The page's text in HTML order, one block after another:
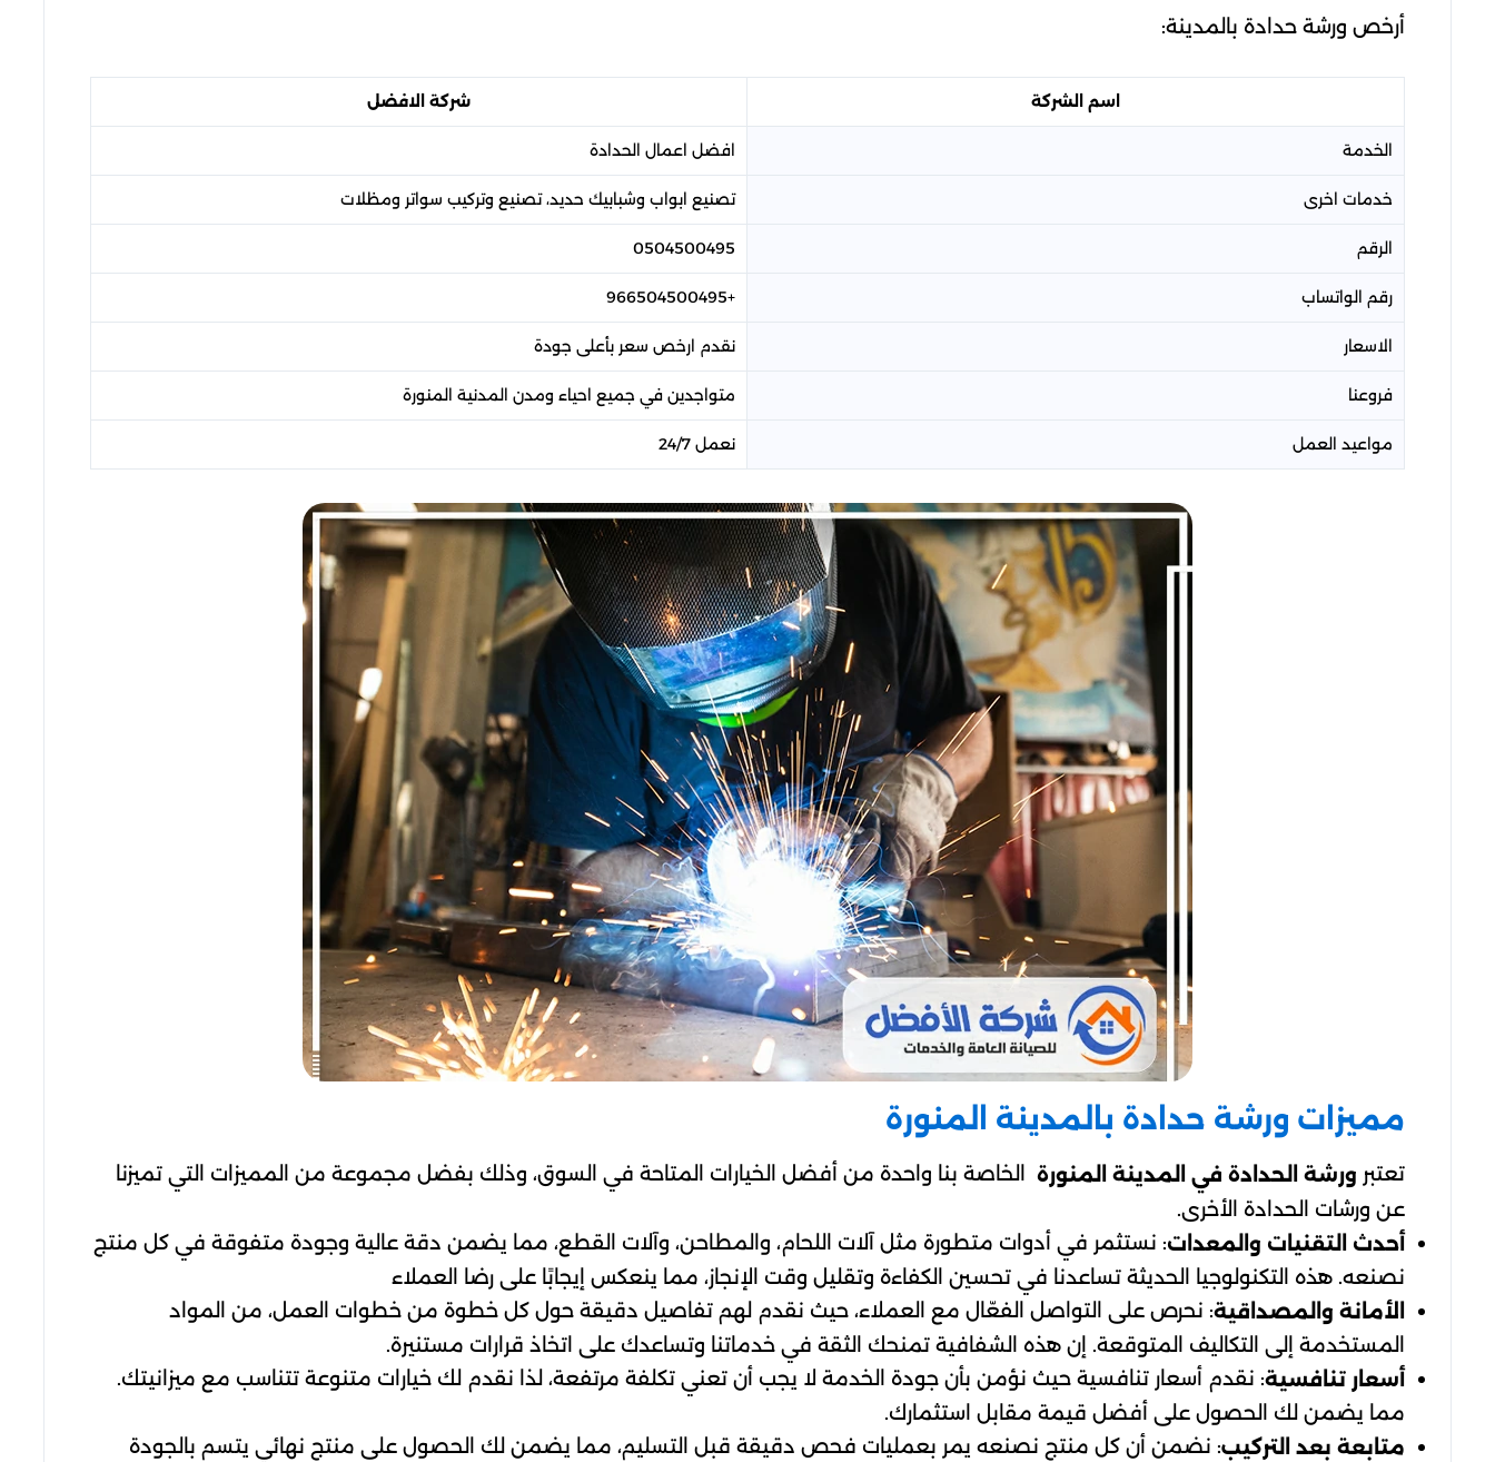
أرخص ورشة حدادة بالمدينة:
اسم الشركة شركة الافضل
الخدمة افضل اعمال الحدادة
خدمات اخرى تصنيع ابواب وشبابيك حديد، تصنيع وتركيب سواتر ومظلات
الرقم 0504500495
رقم الواتساب +966504500495
الاسعار نقدم ارخص سعر بأعلى جودة
فروعنا متواجدين في جميع احياء ومدن المدنية المنورة
مواعيد العمل نعمل 24/7
مميزات ورشة حدادة بالمدينة المنورة
تعتبر ورشة الحدادة في المدينة المنورة الخاصة بنا واحدة من أفضل الخيارات المتاحة في السوق، وذلك بفضل مجموعة من المميزات التي تميزنا
عن ورشات الحدادة الأخرى.
أحدث التقنيات والمعدات: نستثمر في أدوات متطورة مثل آلات اللحام، والمطاحن، وآلات القطع، مما يضمن دقة عالية وجودة متفوقة في كل منتج
نصنعه. هذه التكنولوجيا الحديثة تساعدنا في تحسين الكفاءة وتقليل وقت الإنجاز، مما ينعكس إيجابًا على رضا العملاء
الأمانة والمصداقية: نحرص على التواصل الفعّال مع العملاء، حيث نقدم لهم تفاصيل دقيقة حول كل خطوة من خطوات العمل، من المواد
المستخدمة إلى التكاليف المتوقعة. إن هذه الشفافية تمنحك الثقة في خدماتنا وتساعدك على اتخاذ قرارات مستنيرة.
أسعار تنافسية: نقدم أسعار تنافسية حيث نؤمن بأن جودة الخدمة لا يجب أن تعني تكلفة مرتفعة، لذا نقدم لك خيارات متنوعة تتناسب مع ميزانيتك.
مما يضمن لك الحصول على أفضل قيمة مقابل استثمارك.
متابعة بعد التركيب: نضمن أن كل منتج نصنعه يمر بعمليات فحص دقيقة قبل التسليم، مما يضمن لك الحصول على منتج نهائي يتسم بالجودة